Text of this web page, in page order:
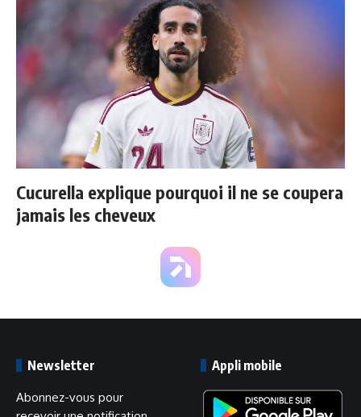
Cucurella explique pourquoi il ne se coupera
jamais les cheveux
Newsletter
Abonnez-vous pour
Appli mobile